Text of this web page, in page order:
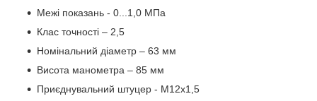
Межі показань - 0...1,0 МПа
Клас точності – 2,5
Номінальний діаметр – 63 мм
Висота манометра – 85 мм
Приєднувальний штуцер - М12х1,5